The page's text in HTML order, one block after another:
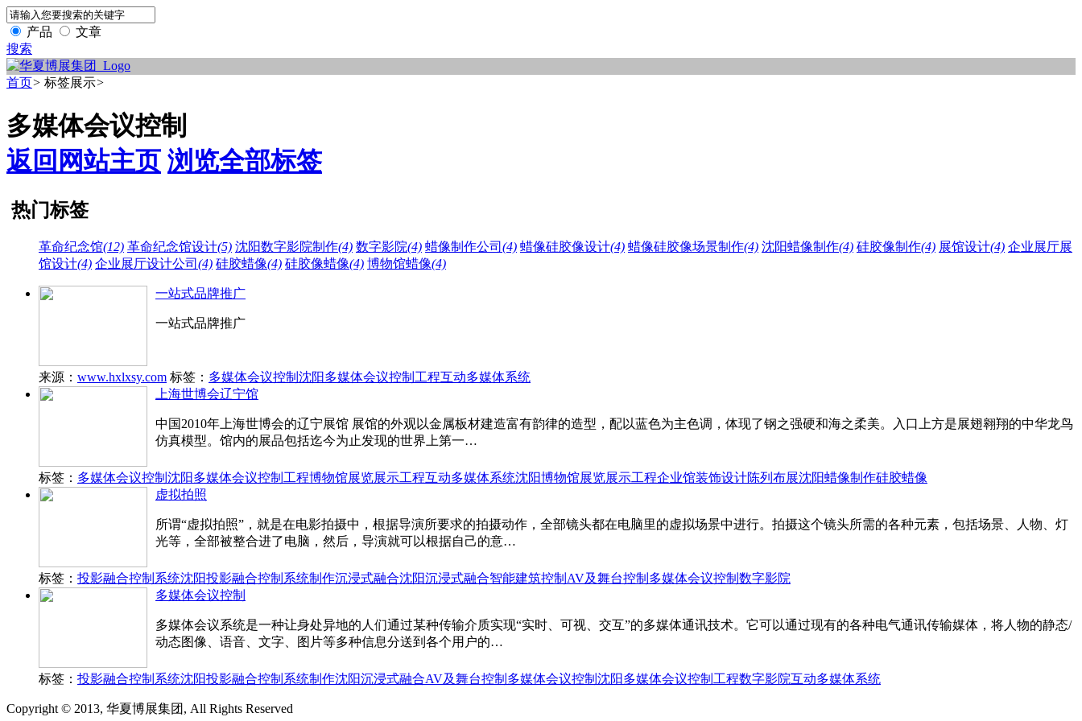
产品
文章
搜索
首页> 标签展示>
多媒体会议控制
返回网站主页 浏览全部标签
热门标签
革命纪念馆(12) 革命纪念馆设计(5) 沈阳数字影院制作(4) 数字影院(4) 蜡像制作公司 (4) 蜡像硅胶像设计(4) 蜡像硅胶像场景制作(4) 沈阳蜡像制作(4) 硅胶像制作(4) 展馆设计(4) 企业展厅展
馆设计(4) 企业展厅设计公司 (4) 硅胶蜡像(4) 硅胶像蜡像(4) 博物馆蜡像(4)
一站式品牌推广
一站式品牌推广
来源： www.hxlxsy.com 标签： 多媒体会议控制 沈阳多媒体会议控制工程互动多媒体系统
上海世博会辽宁馆
中国2010年上海世博会的辽宁展馆 展馆的外观以金属板材建造富有韵律的造型，配以蓝色为主色调，体现了钢之强硬和海之柔美。入口上方是展翅翱翔的中华龙鸟
仿真模型。馆内的展品包括迄今为止发现的世界上第一…
标签： 多媒体会议控制 沈阳多媒体会议控制工程博物馆展览展示工程互动多媒体系统沈阳博物馆展览展示工程企业馆装饰设计陈列布展沈阳蜡像制作硅胶蜡像
虚拟拍照
所谓“虚拟拍照”，就是在电影拍摄中，根据导演所要求的拍摄动作，全部镜头都在电脑里的虚拟场景中进行。拍摄这个镜头所需的各种元素，包括场景、人物、灯
光等，全部被整合进了电脑，然后，导演就可以根据自己的意…
标签： 投影融合控制系统沈阳投影融合控制系统制作沉浸式融合沈阳沉浸式融合智能建筑控制 AV及舞台控制 多媒体会议控制 数字影院
多媒体会议控制
多媒体会议系统是一种让身处异地的人们通过某种传输介质实现“实时、可视、交互”的多媒体通讯技术。它可以通过现有的各种电气通讯传输媒体，将人物的静态/
动态图像、语音、文字、图片等多种信息分送到各个用户的…
标签： 投影融合控制系统沈阳投影融合控制系统制作沈阳沉浸式融合AV及舞台控制 多媒体会议控制 沈阳多媒体会议控制工程数字影院互动多媒体系统
Copyright © 2013, 华夏博展集团, All Rights Reserved